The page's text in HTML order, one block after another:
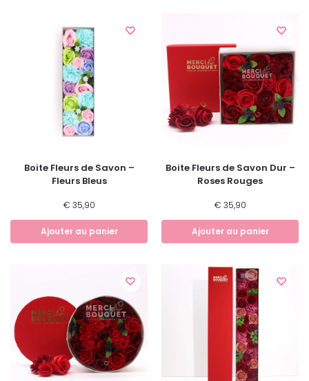
Boite Fleurs de Savon –
Fleurs Bleus
€ 35,90
Ajouter au panier
Boite Fleurs de Savon Dur –
Roses Rouges
€ 35,90
Ajouter au panier